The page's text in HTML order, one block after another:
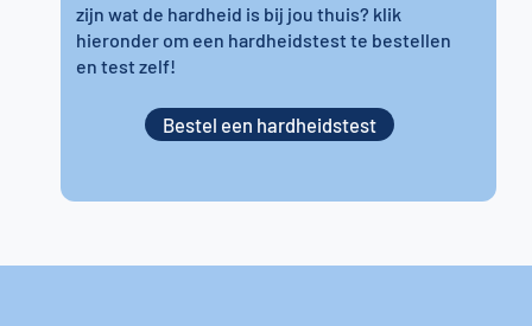
zijn wat de hardheid is bij jou thuis? klik
hieronder om een hardheidstest te bestellen
en test zelf!
Bestel een hardheidstest